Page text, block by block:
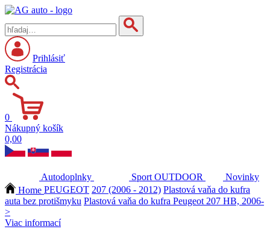
Prihlásiť
Registrácia
0
Nákupný košík
0,00
Autodoplnky Sport OUTDOOR
Novinky
Home PEUGEOT 207 (2006 - 2012) Plastová vaňa do kufra
auta bez protišmyku Plastová vaňa do kufra Peugeot 207 HB, 2006-
>
Viac informací